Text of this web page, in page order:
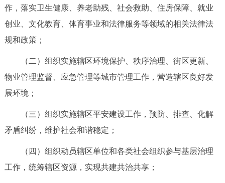
作，落实卫生健康、养老助残、社会救助、住房保障、就业
创业、文化教育、体育事业和法律服务等领域的相关法律法
规和政策；
（二）组织实施辖区环境保护、秩序治理、街区更新、
物业管理监督、应急管理等城市管理工作，营造辖区良好发
展环境；
（三）组织实施辖区平安建设工作，预防、排查、化解
矛盾纠纷，维护社会和谐稳定；
（四）组织动员辖区单位和各类社会组织参与基层治理
工作，统筹辖区资源，实现共建共治共享；